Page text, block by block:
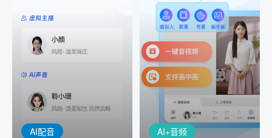
AI配音
AI配音
音视频一键生成
室"中输入文本或录音，一
出
AI+音频
AI+音频
配音一键生成
AI+音频：基于全球领先的
TTS能力打造的AI音频制作
工具，输入文本、选择发
音人即可一键生成专业音